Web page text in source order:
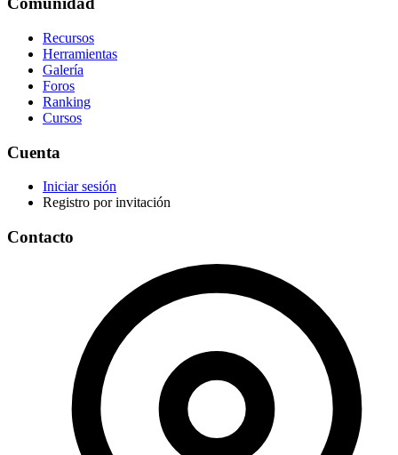
Recursos
Herramientas
Galería
Foros
Ranking
Cursos
Cuenta
Iniciar sesión
Registro por invitación
Contacto